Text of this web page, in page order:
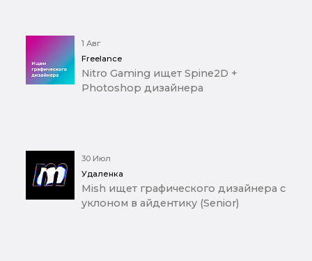
1 Авг
Freelance
Nitro Gaming ищет Spine2D +
Photoshop дизайнера
30 Июл
Удаленка
Mish ищет графического дизайнера с
уклоном в айдентику (Senior)